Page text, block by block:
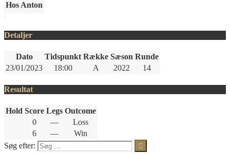
Hos Anton
Detaljer
Dato Tidspunkt Række Sæson Runde
23/01/2023
18:00 A 2022 14
Resultat
Hold Score Legs Outcome
0
—
Loss
6
—
Win
Søg efter: